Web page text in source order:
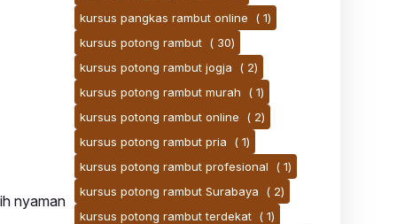
nyaman
kursus pangkas rambut online
( 1)
kursus potong rambut ( 30)
kursus potong rambut jogja
( 2)
kursus potong rambut murah
( 1)
kursus potong rambut online
( 2)
kursus potong rambut pria
( 1)
kursus potong rambut profesional
( 1)
kursus potong rambut Surabaya
( 2)
kursus potong rambut terdekat ( 1)